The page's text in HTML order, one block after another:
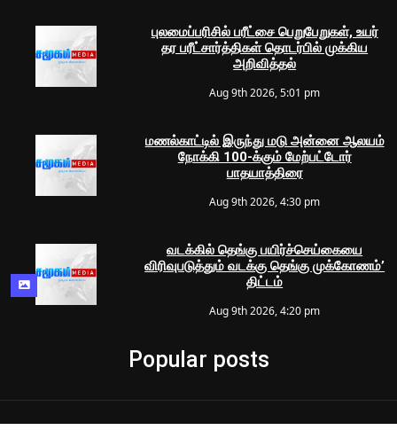
புலமைப்பரிசில் பரீட்சை பெறுபேறுகள், உயர்
தர பரீட்சார்த்திகள் தொடர்பில் முக்கிய
அறிவித்தல்
Aug 9th 2026, 5:01 pm
மணல்காட்டில் இருந்து மடு அன்னை ஆலயம்
நோக்கி 100-க்கும் மேற்பட்டோர்
பாதயாத்திரை
Aug 9th 2026, 4:30 pm
வடக்கில் தெங்கு பயிர்ச்செய்கையை
விரிவுபடுத்தும் வடக்கு தெங்கு முக்கோணம்’
திட்டம்
Aug 9th 2026, 4:20 pm
Popular posts